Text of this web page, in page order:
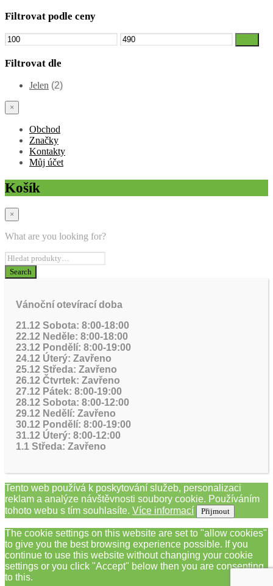
Filtrovat podle ceny
Minimální
cena
Maximální
cena
Filtrovat dle
Jelen (2)
×
Obchod
Značky
Kontakty
Můj účet
Košík
×
What are you looking for?
Vánoční otevírací doba
21.12 Sobota: 8:00-18:00
22.12 Neděle: 8:00-18:00
23.12 Pondělí: 8:00-19:00
24.12 Úterý: Zavřeno
25.12 Středa: Zavřeno
26.12 Čtvrtek: Zavřeno
27.12 Pátek: 8:00-19:00
28.12 Sobota: 8:00-12:00
29.12 Nedělí: Zavřeno
30.12 Pondělí: 8:00-19:00
31.12 Úterý: 8:00-12:00
1.1 Středa: Zavřeno
Tento web používá k poskytování služeb, personalizaci
reklam a analýze návštěvnosti soubory cookie. Používáním
tohoto webu s tím souhlasíte. Více informací Přijmout
The cookie settings on this website are set to "allow cookies"
to give you the best browsing experience possible. If you
continue to use this website without changing your cookie
settings or you click "Accept" below then you are consenting
to this.